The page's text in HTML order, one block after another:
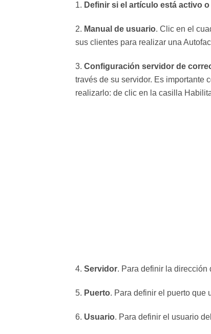
1. Definir si el artículo está activo
2. Manual de usuario. Clic en el
sus clientes para realizar una
3. Configuración servidor de
través de su servidor. Es importante
realizarlo: de clic en la casilla
4. Servidor. Para definir la dirección
5. Puerto. Para definir el puerto que
6. Usuario. Para definir el usuario